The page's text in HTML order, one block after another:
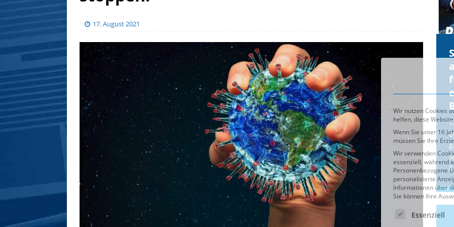
17. August 2021
CDU & Ampel wollen nach
der Wahl wieder Afghanen
einfliegen: Zeit für ein
Asylmoratorium!
Die Bundesregierung und die CDU
halten die Wähler für dumm! Weil die
Stimmung wegen der von Afghanen
verübten Anschläge kippte, wurden die
Flüge vor der[...]